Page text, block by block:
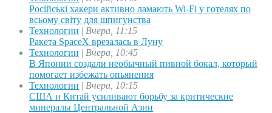
Російські хакери активно ламають Wi-Fi у готелях по
всьому світу для шпигунства
Технологии | Вчера, 11:15
Ракета SpaceX врезалась в Луну
Технологии | Вчера, 10:45
В Японии создали необычный пивной бокал, который
помогает избежать опьянения
Технологии | Вчера, 10:15
США и Китай усиливают борьбу за критические
минералы Центральной Азии